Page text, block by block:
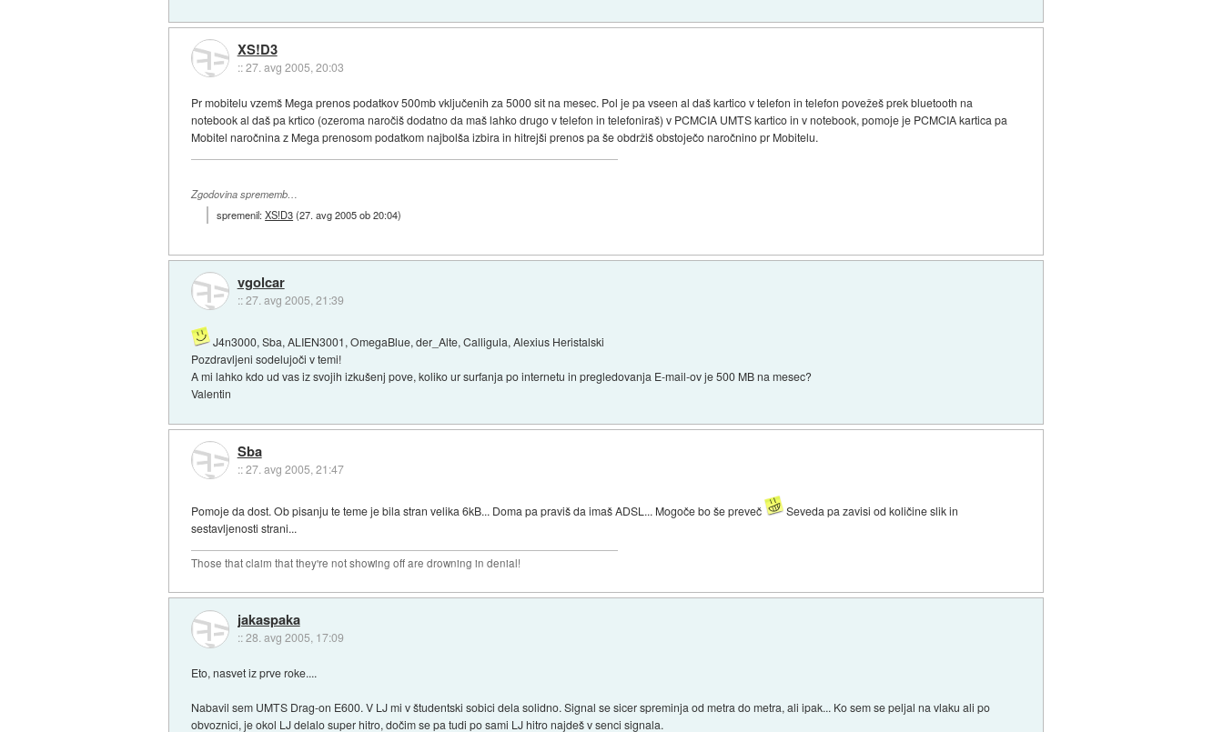
XS!D3
::27. avg 2005, 20:03
Pr mobitelu vzemš Mega prenos podatkov 500mb vključenih za 5000 sit na mesec. Pol je pa vseen al daš kartico v telefon in telefon povežeš prek bluetooth na
notebook al daš pa krtico (ozeroma naročiš dodatno da maš lahko drugo v telefon in telefoniraš) v PCMCIA UMTS kartico in v notebook, pomoje je PCMCIA kartica pa
Mobitel naročnina z Mega prenosom podatkom najbolša izbira in hitrejši prenos pa še obdržiš obstoječo naročnino pr Mobitelu.
Zgodovina sprememb…
spremenil:XS!D3(27. avg 2005 ob 20:04)
vgolcar
::27. avg 2005, 21:39
J4n3000, Sba, ALIEN3001, OmegaBlue, der_Alte, Calligula, Alexius Heristalski
Pozdravljeni sodelujoči v temi!
A mi lahko kdo ud vas iz svojih izkušenj pove, koliko ur surfanja po internetu in pregledovanja E-mail-ov je 500 MB na mesec?
Valentin
Sba
::27. avg 2005, 21:47
Pomoje da dost. Ob pisanju te teme je bila stran velika 6kB... Doma pa praviš da imaš ADSL... Mogoče bo še preveč
Seveda pa zavisi od količine slik in
sestavljenosti strani...
Those that claim that they're not showing off are drowning in denial!
jakaspaka
::28. avg 2005, 17:09
Eto, nasvet iz prve roke....
Nabavil sem UMTS Drag-on E600. V LJ mi v študentski sobici dela solidno. Signal se sicer spreminja od metra do metra, ali ipak... Ko sem se peljal na vlaku ali po
obvoznici, je okol LJ delalo super hitro, dočim se pa tudi po sami LJ hitro najdeš v senci signala.